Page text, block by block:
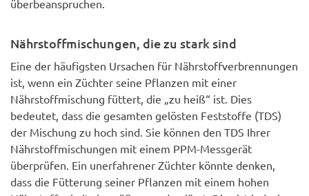
überbeanspruchen.
Nährstoffmischungen, die zu stark sind
Eine der häufigsten Ursachen für Nährstoffverbrennungen
ist, wenn ein Züchter seine Pflanzen mit einer
Nährstoffmischung füttert, die „zu heiß“ ist. Dies
bedeutet, dass die gesamten gelösten Feststoffe (TDS)
der Mischung zu hoch sind. Sie können den TDS Ihrer
Nährstoffmischungen mit einem PPM-Messgerät
überprüfen. Ein unerfahrener Züchter könnte denken,
dass die Fütterung seiner Pflanzen mit einem hohen